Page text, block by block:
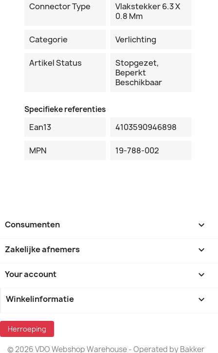
Connector Type
Vlakstekker 6.3 X
0.8 Mm
Categorie Verlichting
Artikel Status
Stopgezet,
Beperkt
Beschikbaar
Specifieke referenties
Ean13 4103590946898
MPN 19-788-002
Consumenten 
Zakelijke afnemers 
Your account 
Winkelinformatie keyboard_arrow_down
Herroeping
© 2026 VDO Webshop Warehouse - Operated by Bakker